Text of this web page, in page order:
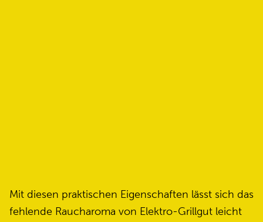
Mit diesen praktischen Eigenschaften lässt sich das
fehlende Raucharoma von Elektro-Grillgut leicht